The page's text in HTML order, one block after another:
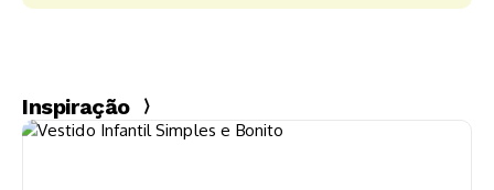
Inspiração